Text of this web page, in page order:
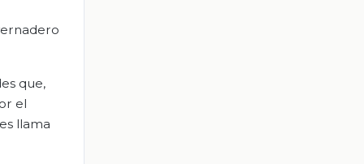
que,
el
llama